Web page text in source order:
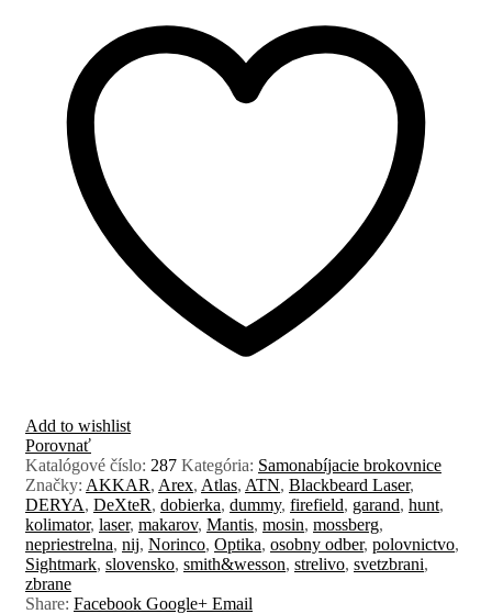
Add to wishlist
Porovnať
Katalógové číslo: 287 Kategória: Samonabíjacie brokovnice
Značky: AKKAR, Arex, Atlas, ATN, Blackbeard Laser,
DERYA, DeXteR, dobierka, dummy, firefield, garand, hunt,
kolimator, laser, makarov, Mantis, mosin, mossberg,
nepriestrelna, nij, Norinco, Optika, osobny odber, polovnictvo,
Sightmark, slovensko, smith&wesson, strelivo, svetzbrani,
zbrane
Share: Facebook Google+ Email